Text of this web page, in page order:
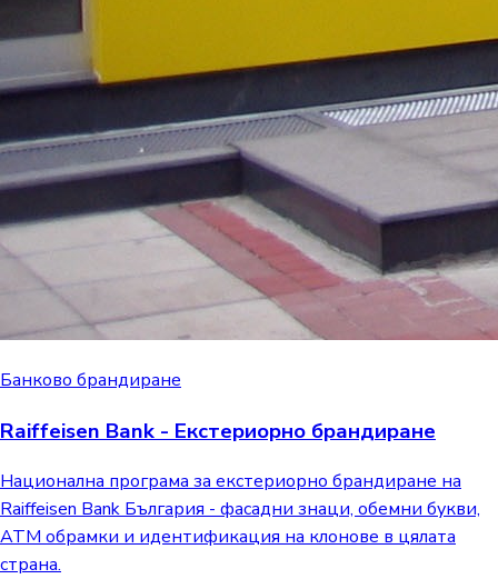
Банково брандиране
Raiffeisen Bank - Екстериорно брандиране
Национална програма за екстериорно брандиране на
Raiffeisen Bank България - фасадни знаци, обемни букви,
ATM обрамки и идентификация на клонове в цялата
страна.